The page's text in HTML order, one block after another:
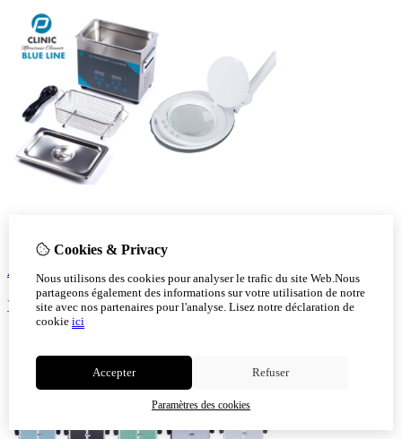
Aparail
Voir!
Cookies & Privacy
Nous utilisons des cookies pour analyser le trafic du site Web.Nous
partageons également des informations sur votre utilisation de notre
site avec nos partenaires pour l'analyse. Lisez notre déclaration de
cookie ici
Accepter Refuser
Paramètres des cookies